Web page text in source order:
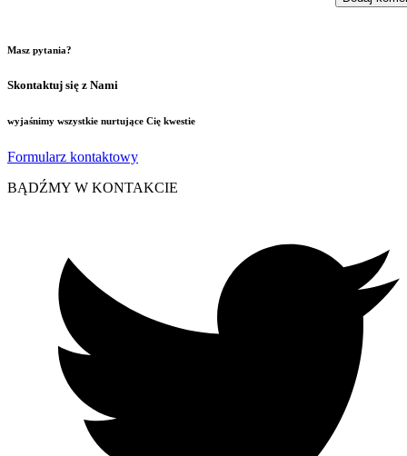
Masz pytania?
Skontaktuj się z Nami
wyjaśnimy wszystkie nurtujące Cię kwestie
Formularz kontaktowy
BĄDŹMY W KONTAKCIE